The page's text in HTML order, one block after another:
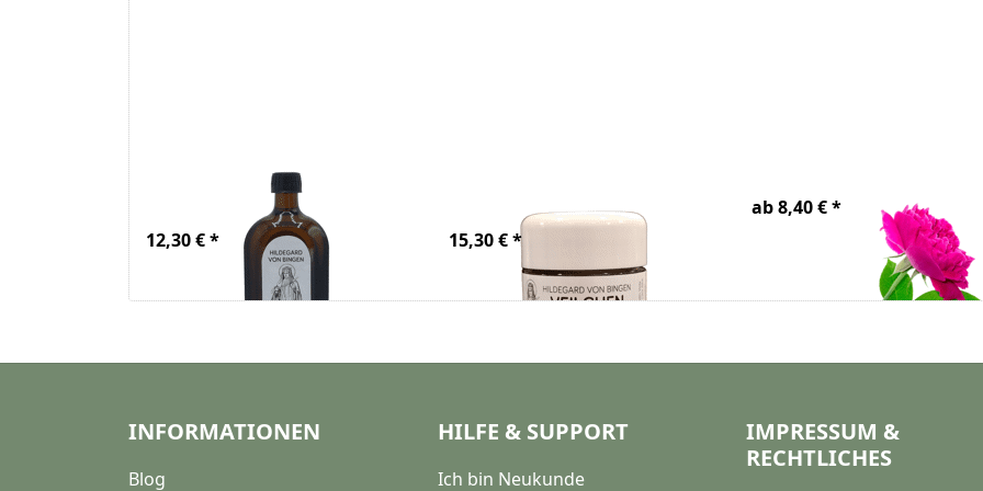
Rainfarn Elixier
12,30 € * 15,30 € *
ab 8,40 € *
INFORMATIONEN
Blog
HILFE & SUPPORT
Ich bin Neukunde
IMPRESSUM &
RECHTLICHES